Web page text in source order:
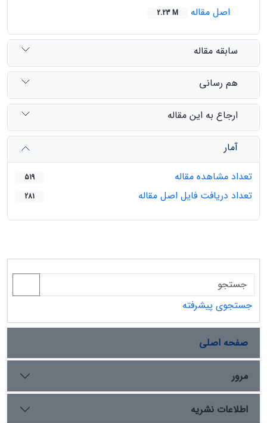
اصل مقاله
2.23 M
سابقه مقاله
هم رسانی
ارجاع به این مقاله
آمار
تعداد مشاهده مقاله
519
تعداد دریافت فایل اصل مقاله 281
جستجوی پیشرفته
صفحه اصلی
مرور
اطلاعات نشریه